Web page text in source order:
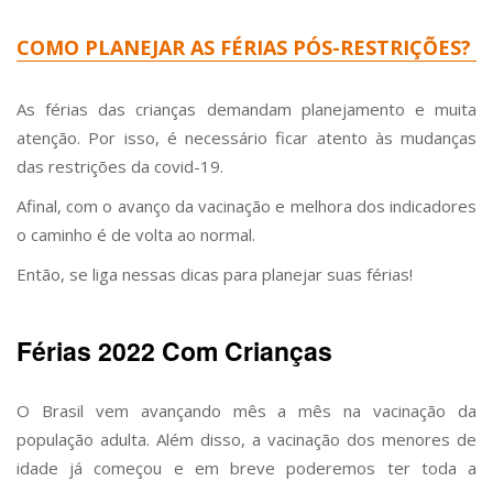
COMO PLANEJAR AS FÉRIAS PÓS-RESTRIÇÕES?
As férias das crianças demandam planejamento e muita
atenção. Por isso, é necessário ficar atento às mudanças
das restrições da covid-19.
Afinal, com o avanço da vacinação e melhora dos indicadores
o caminho é de volta ao normal.
Então, se liga nessas dicas para planejar suas férias!
Férias 2022 Com Crianças
O Brasil vem avançando mês a mês na vacinação da
população adulta. Além disso, a vacinação dos menores de
idade já começou e em breve poderemos ter toda a